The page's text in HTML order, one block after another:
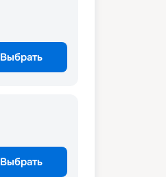
Выбрать
Выбрать